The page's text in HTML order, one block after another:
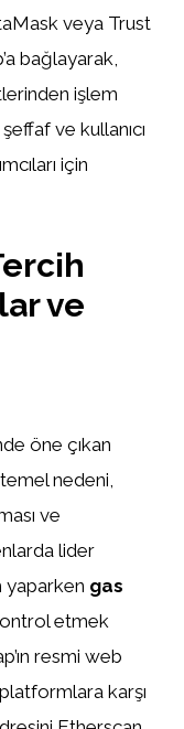
veya Trust
bağlayarak,
işlem
ve kullanıcı
için
ve
öne çıkan
nedeni,
ve
lider
yaparken gas
etmek
resmi web
karşı